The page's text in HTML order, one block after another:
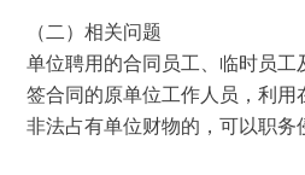
（二）相关问题
单位聘用的合同员工、临时员工
签合同的原单位工作人员，利用
非法占有单位财物的，可以职务